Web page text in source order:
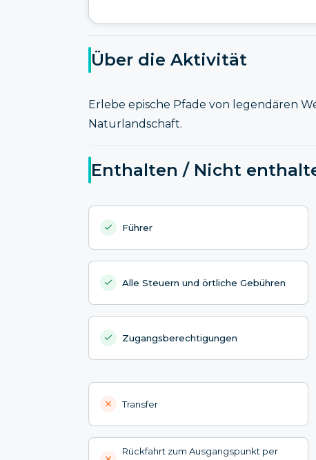
Über die Aktivität
Erlebe epische Pfade von legendären
Naturlandschaft.
Enthalten / Nicht
Führer
Alle Steuern und örtliche Gebühren
Zugangsberechtigungen
Transfer
Rückfahrt zum Ausgangspunkt per